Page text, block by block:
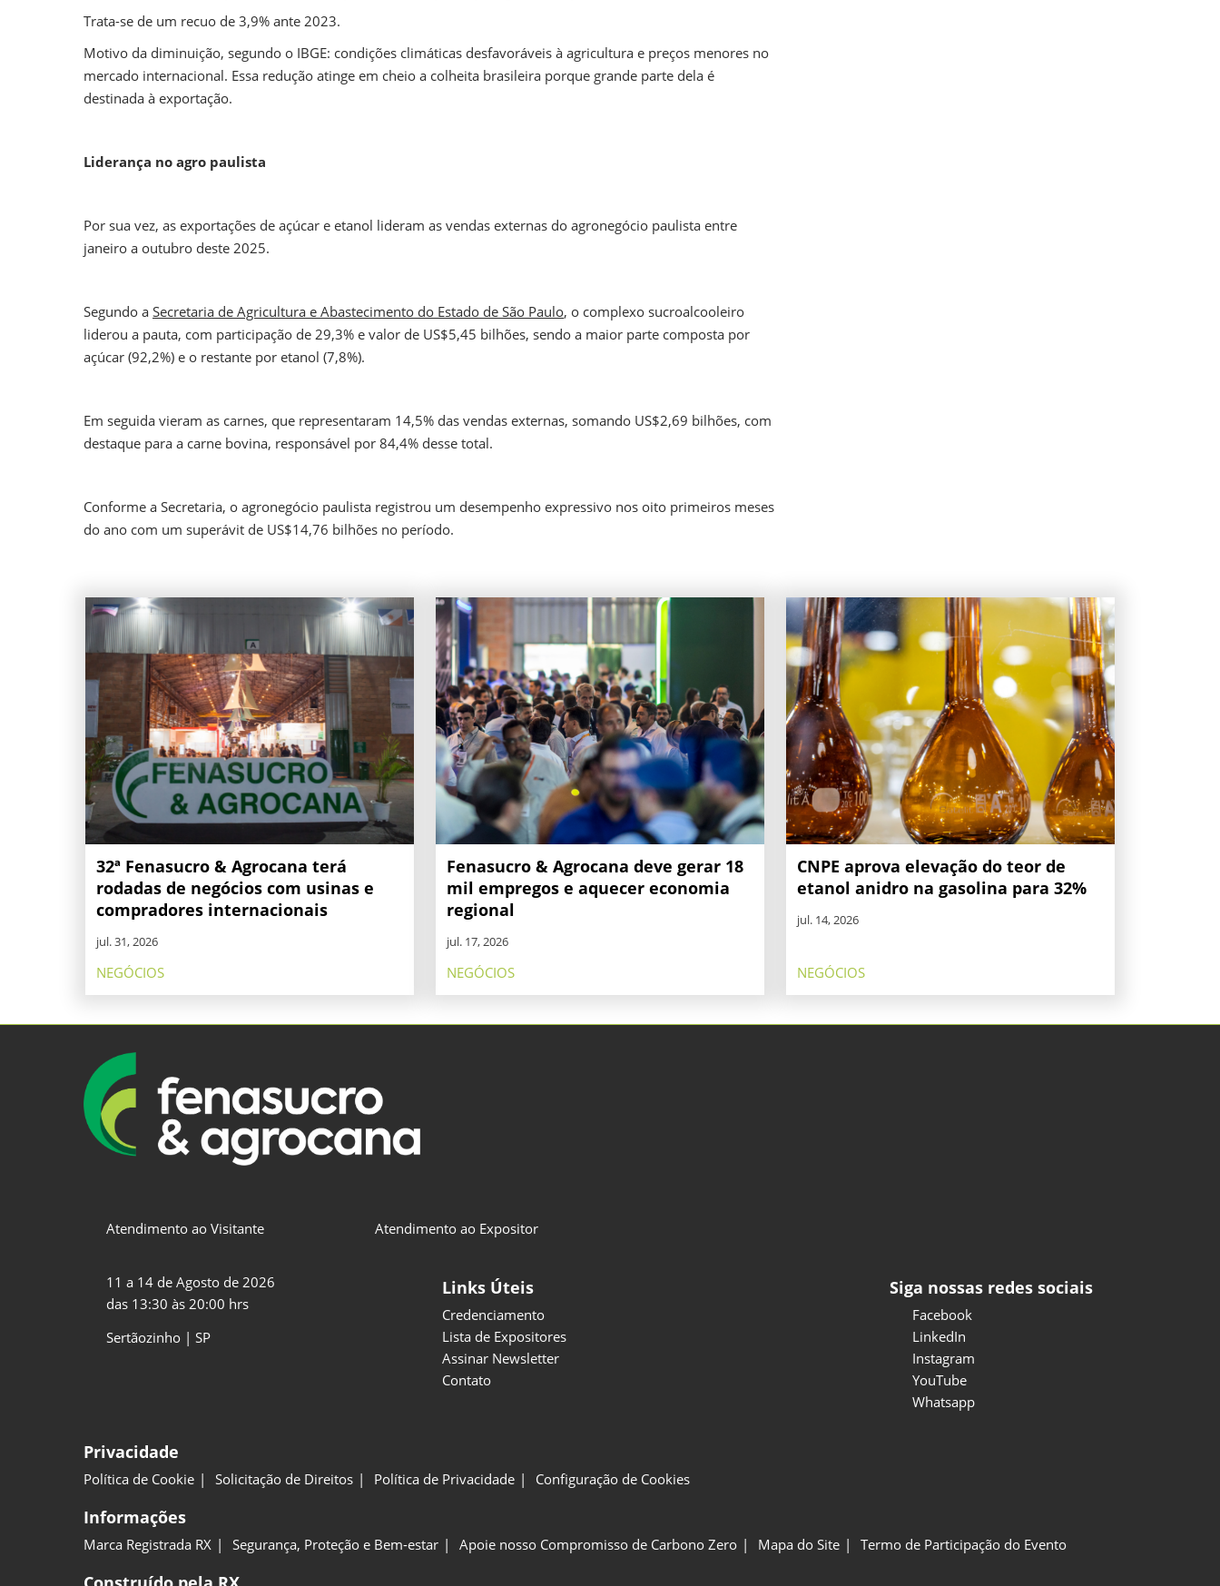
Trata-se de um recuo de 3,9% ante 2023.
Motivo da diminuição, segundo o IBGE: condições climáticas desfavoráveis à agricultura e preços menores no
mercado internacional. Essa redução atinge em cheio a colheita brasileira porque grande parte dela é
destinada à exportação.
Liderança no agro paulista
Por sua vez, as exportações de açúcar e etanol lideram as vendas externas do agronegócio paulista entre
janeiro a outubro deste 2025.
Segundo a Secretaria de Agricultura e Abastecimento do Estado de São Paulo, o complexo sucroalcooleiro
liderou a pauta, com participação de 29,3% e valor de US$5,45 bilhões, sendo a maior parte composta por
açúcar (92,2%) e o restante por etanol (7,8%).
Em seguida vieram as carnes, que representaram 14,5% das vendas externas, somando US$2,69 bilhões, com
destaque para a carne bovina, responsável por 84,4% desse total.
Conforme a Secretaria, o agronegócio paulista registrou um desempenho expressivo nos oito primeiros meses
do ano com um superávit de US$14,76 bilhões no período.
32ª Fenasucro & Agrocana terá
rodadas de negócios com usinas e
compradores internacionais
jul. 31, 2026
NEGÓCIOS
Fenasucro & Agrocana deve gerar 18
mil empregos e aquecer economia
regional
jul. 17, 2026
NEGÓCIOS
CNPE aprova elevação do teor de
etanol anidro na gasolina para 32%
jul. 14, 2026
NEGÓCIOS
Atendimento ao Visitante Atendimento ao Expositor
11 a 14 de Agosto de 2026
das 13:30 às 20:00 hrs
Sertãozinho | SP
Links Úteis
Credenciamento
Lista de Expositores
Assinar Newsletter
Contato
Siga nossas redes sociais
Facebook
LinkedIn
Instagram
YouTube
Whatsapp
Privacidade
Política de Cookie Solicitação de Direitos Política de Privacidade Configuração de Cookies
Informações
Marca Registrada RX Segurança, Proteção e Bem-estar Apoie nosso Compromisso de Carbono Zero Mapa do Site Termo de Participação do Evento